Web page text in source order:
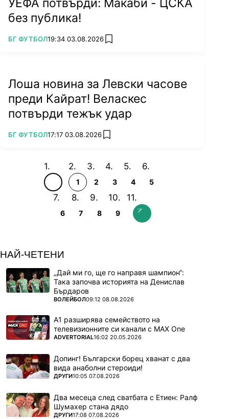
УЕФА потвърди: Макаби - ЦСКА
без публика!
ПОВЕЧЕ ОТ
БГ ФУТБОЛ19:34 03.08.2026 add favorites
Лоша новина за Левски часове
преди Кайрат! Веласкес
потвърди тежък удар
ПОВЕЧЕ ОТ
БГ ФУТБОЛ17:17 03.08.2026 add favorites
1 2 3 4 5
6 7 8 9
НАЙ-ЧЕТЕНИ
„Дай ми го, ще го направя шампион“:
Така започва историята на Денислав
Бърдаров
ПОВЕЧЕ ОТ
ВОЛЕЙБОЛ09:12 08.08.2026
А1 разширява семейството на
телевизионните си канали с MAX One
ПОВЕЧЕ ОТ
ADVERTORIAL16:02 20.05.2026
Допинг! Български борец хванат с два
вида анаболни стероиди!
ПОВЕЧЕ ОТ
ДРУГИ10:05 07.08.2026
Два месеца след сватбата с Етиен: Ралф
Шумахер стана дядо
ПОВЕЧЕ ОТ
ДРУГИ17:08 07.08.2026